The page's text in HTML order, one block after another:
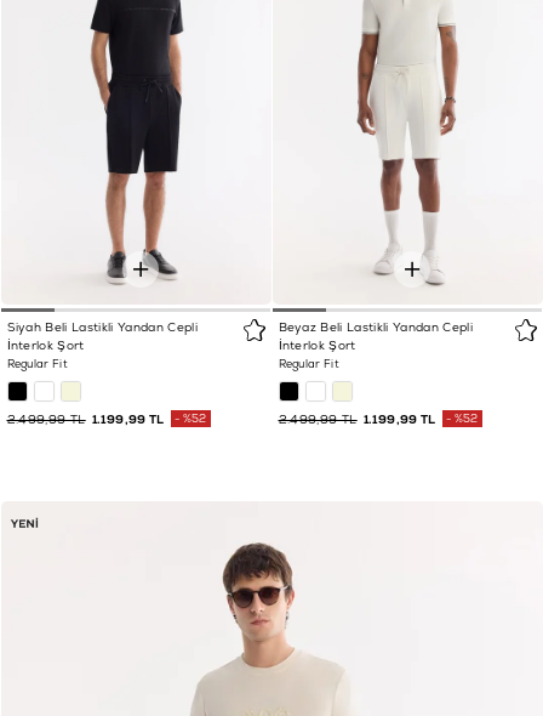
Siyah Beli Lastikli Yandan Cepli
İnterlok Şort
Regular Fit
1.199,99 TL
2.499,99 TL %52
Beyaz Beli Lastikli Yandan Cepli
İnterlok Şort
Regular Fit
1.199,99 TL
2.499,99 TL %52